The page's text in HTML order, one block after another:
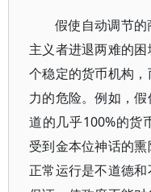
假使自动调节
主义者进退两难的
个稳定的货币机构
力的危险。例如，
道的几乎100%的货
受到金本位神话的
正常运行是不道德